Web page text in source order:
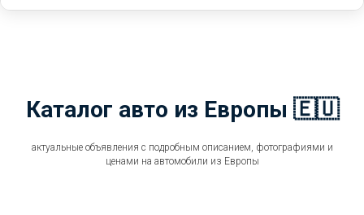
Каталог авто из Европы 🇪🇺
актуальные объявления с подробным описанием, фотографиями и
ценами на автомобили из Европы